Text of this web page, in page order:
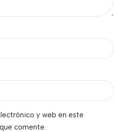
y web en este
comente.